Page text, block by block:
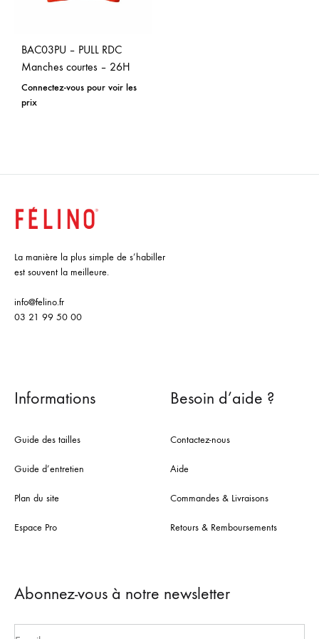
BAC03PU – PULL RDC
Manches courtes – 26H
Connectez-vous pour voir les
prix
La manière la plus simple de s’habiller
est souvent la meilleure.
info@felino.fr
03 21 99 50 00
Informations
Guide des tailles
Guide d’entretien
Plan du site
Espace Pro
Besoin d’aide ?
Contactez-nous
Aide
Commandes & Livraisons
Retours & Remboursements
Abonnez-vous à notre newsletter